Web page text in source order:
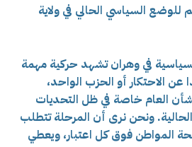
للوضع السياسي الحالي في ولاية
في وهران تشهد حركية مهمة
عن الاحتكار أو الحزب الواحد،
العام خاصة في ظل التحديات
الحالية. ونحن نرى أن المرحلة تتطلب
المواطن فوق كل اعتبار، ويعطي